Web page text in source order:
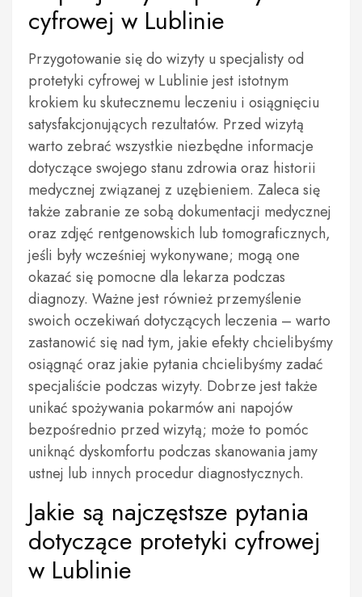
cyfrowej w Lublinie
Przygotowanie się do wizyty u specjalisty od
protetyki cyfrowej w Lublinie jest istotnym
krokiem ku skutecznemu leczeniu i osiągnięciu
satysfakcjonujących rezultatów. Przed wizytą
warto zebrać wszystkie niezbędne informacje
dotyczące swojego stanu zdrowia oraz historii
medycznej związanej z uzębieniem. Zaleca się
także zabranie ze sobą dokumentacji medycznej
oraz zdjęć rentgenowskich lub tomograficznych,
jeśli były wcześniej wykonywane; mogą one
okazać się pomocne dla lekarza podczas
diagnozy. Ważne jest również przemyślenie
swoich oczekiwań dotyczących leczenia – warto
zastanowić się nad tym, jakie efekty chcielibyśmy
osiągnąć oraz jakie pytania chcielibyśmy zadać
specjaliście podczas wizyty. Dobrze jest także
unikać spożywania pokarmów ani napojów
bezpośrednio przed wizytą; może to pomóc
uniknąć dyskomfortu podczas skanowania jamy
ustnej lub innych procedur diagnostycznych.
Jakie są najczęstsze pytania
dotyczące protetyki cyfrowej
w Lublinie